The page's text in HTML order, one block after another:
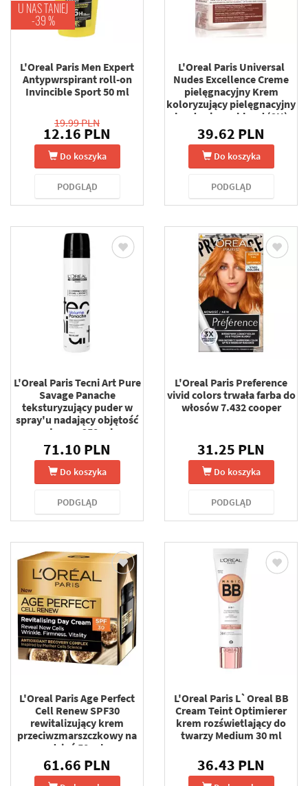
U NAS TANIEJ
-39 %
L'Oreal Paris Men Expert
Antypwrspirant roll-on
Invincible Sport 50 ml
19.99 PLN
12.16 PLN
Do koszyka
PODGLĄD
L'Oreal Paris Universal
Nudes Excellence Creme
pielęgnacyjny Krem
koloryzujący pielęgnacyjny
bardzo jasny blond (9U)
39.62 PLN
Do koszyka
PODGLĄD
L'Oreal Paris Tecni Art Pure
Savage Panache
teksturyzujący puder w
spray'u nadający objętość
włosom 250 ml
71.10 PLN
Do koszyka
PODGLĄD
L'Oreal Paris Preference
vivid colors trwała farba do
włosów 7.432 cooper
31.25 PLN
Do koszyka
PODGLĄD
L'Oreal Paris Age Perfect
Cell Renew SPF30
rewitalizujący krem
przeciwzmarszczkowy na
dzień 50 ml
61.66 PLN
L'Oreal Paris L`Oreal BB
Cream Teint Optimierer
krem rozświetlający do
twarzy Medium 30 ml
36.43 PLN